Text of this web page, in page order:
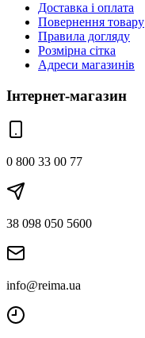
Доставка і оплата
Повернення товару
Правила догляду
Розмірна сітка
Адреси магазинів
Інтернет-магазин
0 800 33 00 77
38 098 050 5600
info@reima.ua